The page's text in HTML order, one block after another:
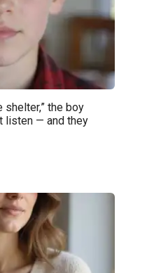
shelter,” the boy
listen — and they